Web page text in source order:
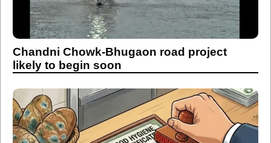
Chandni Chowk-Bhugaon road project
likely to begin soon